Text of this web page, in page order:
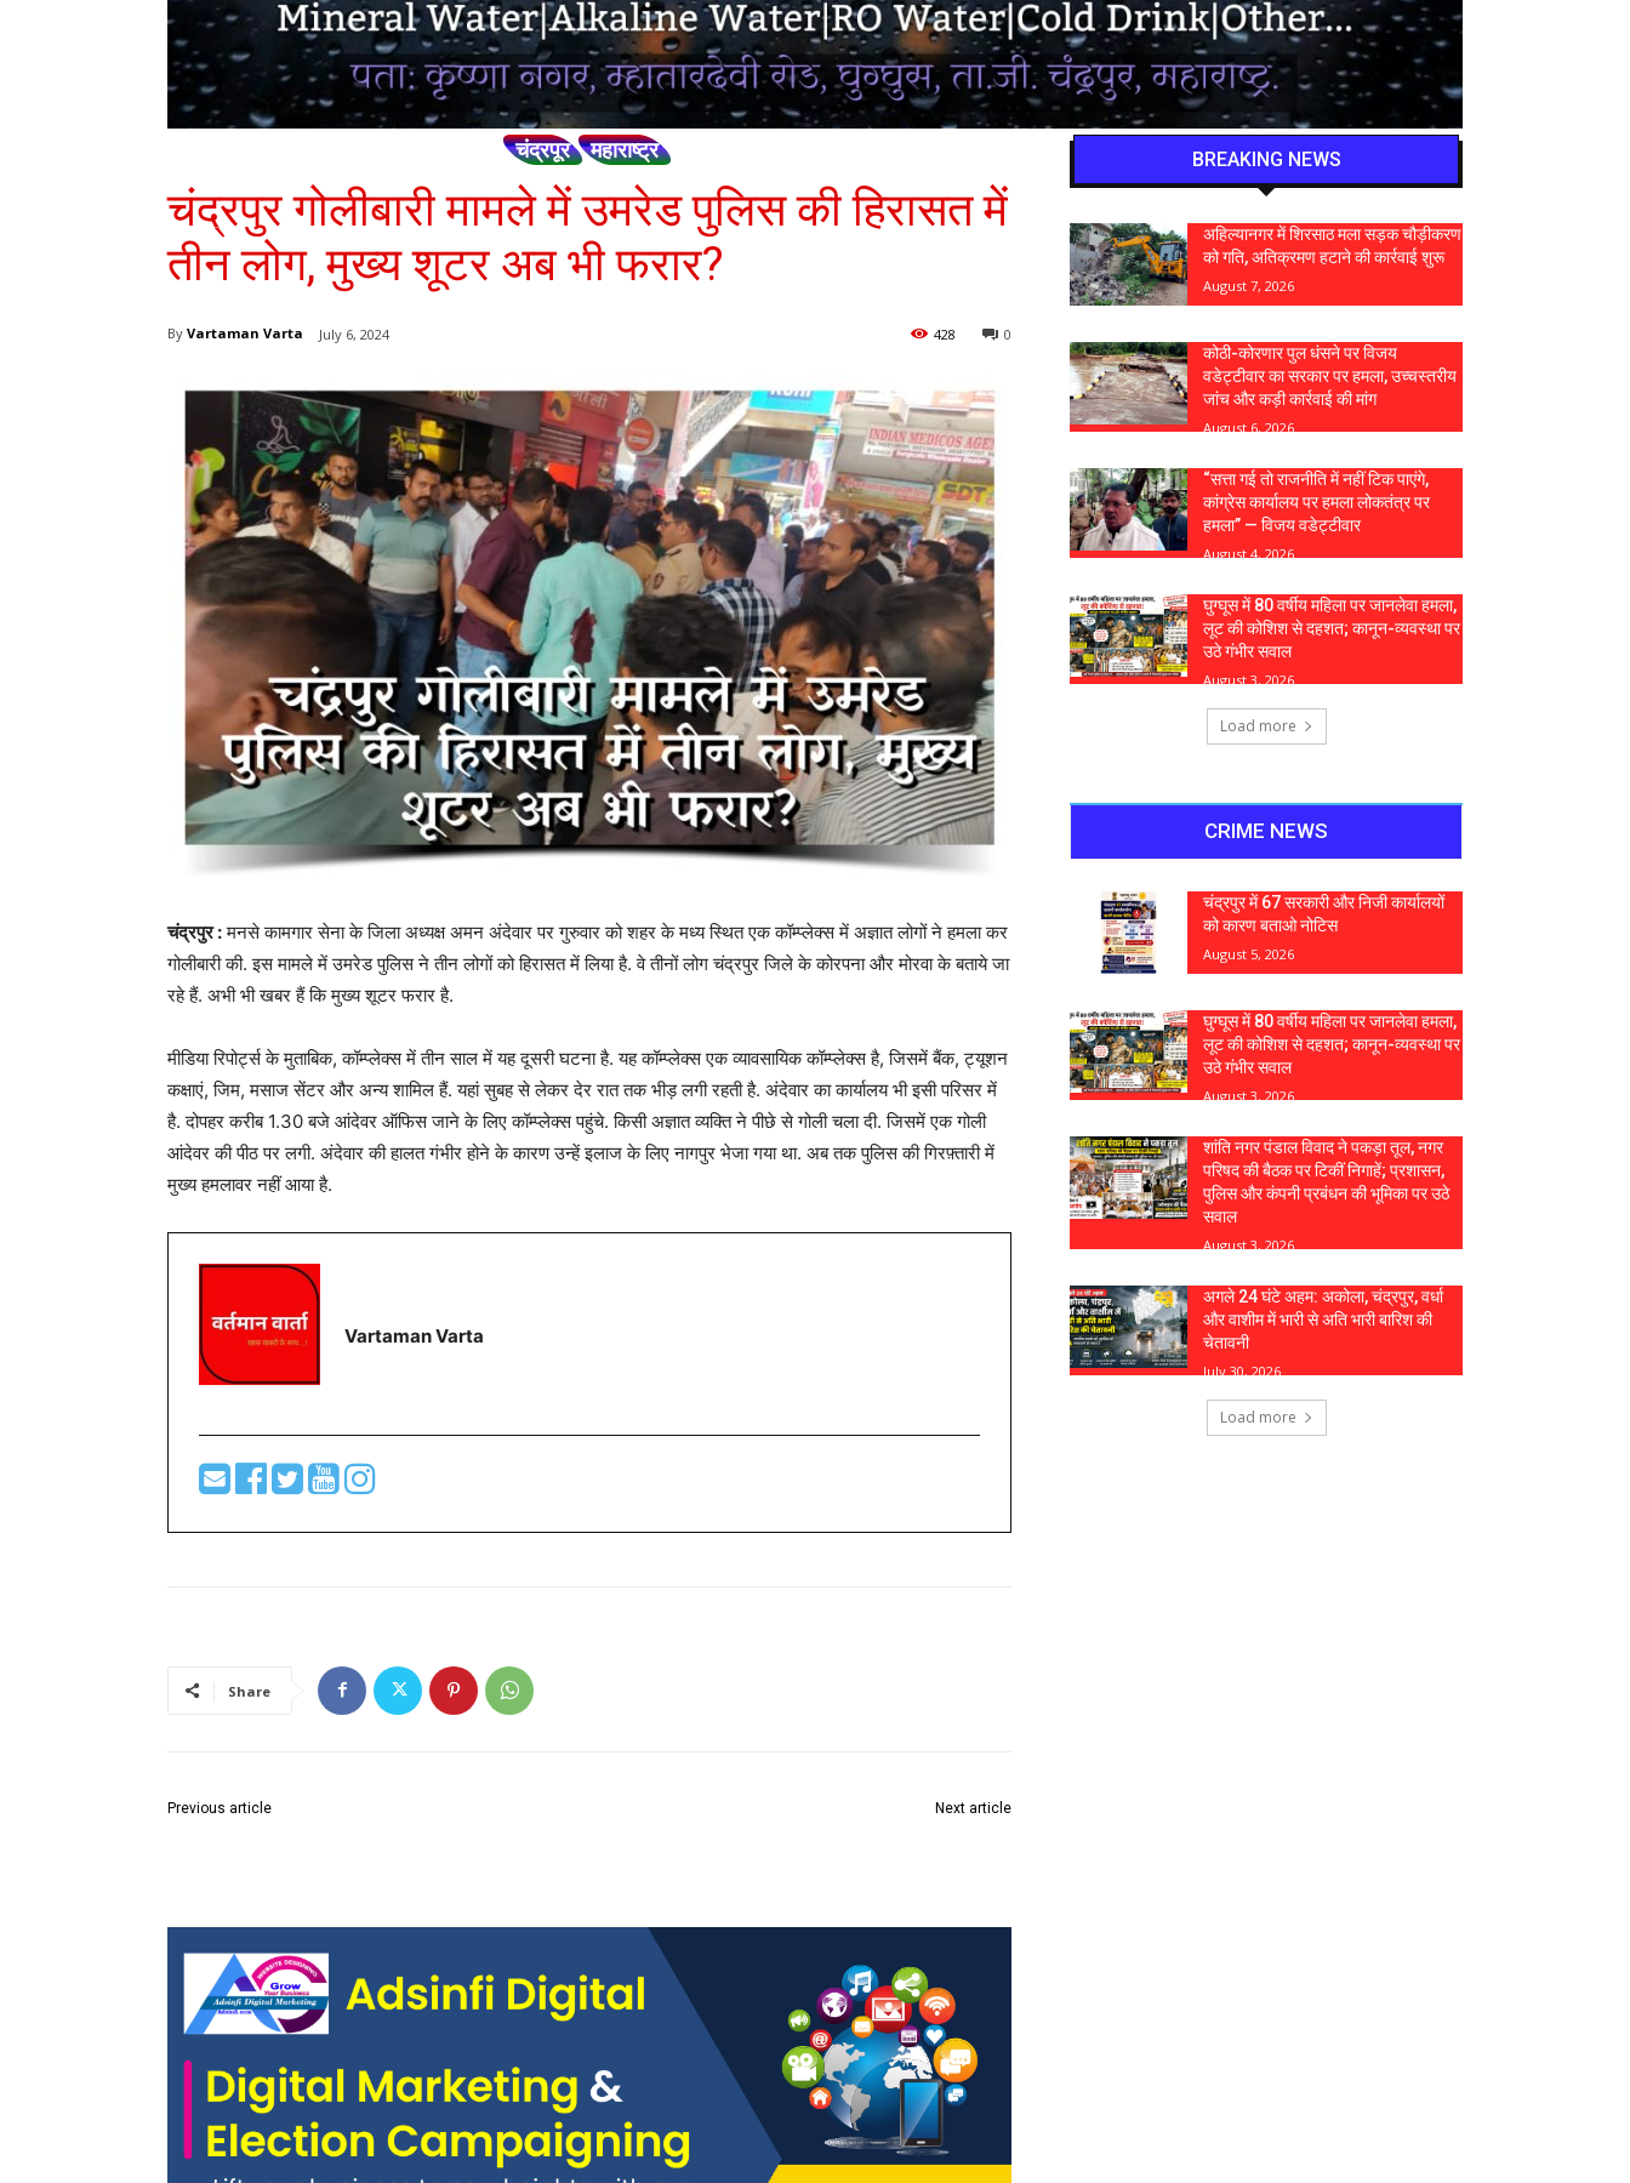
चंद्रपूर महाराष्ट्र
चंद्रपुर गोलीबारी मामले में उमरेड पुलिस की हिरासत में
तीन लोग, मुख्य शूटर अब भी फरार?
By Vartaman Varta July 6, 2024 0
428
चंद्रपुर :मनसे कामगार सेना के जिला अध्यक्ष अमन अंदेवार पर गुरुवार को शहर के मध्य स्थित एक कॉम्प्लेक्स में अज्ञात लोगों ने हमला कर
गोलीबारी की. इस मामले में उमरेड पुलिस ने तीन लोगों को हिरासत में लिया है. वे तीनों लोग चंद्रपुर जिले के कोरपना और मोरवा के बताये जा
रहे हैं. अभी भी खबर हैं कि मुख्य शूटर फरार है.
मीडिया रिपोर्ट्स के मुताबिक, कॉम्प्लेक्स में तीन साल में यह दूसरी घटना है. यह कॉम्प्लेक्स एक व्यावसायिक कॉम्प्लेक्स है, जिसमें बैंक, ट्यूशन
कक्षाएं, जिम, मसाज सेंटर और अन्य शामिल हैं. यहां सुबह से लेकर देर रात तक भीड़ लगी रहती है. अंदेवार का कार्यालय भी इसी परिसर में
है. दोपहर करीब 1.30 बजे आंदेवर ऑफिस जाने के लिए कॉम्प्लेक्स पहुंचे. किसी अज्ञात व्यक्ति ने पीछे से गोली चला दी. जिसमें एक गोली
आंदेवर की पीठ पर लगी. अंदेवार की हालत गंभीर होने के कारण उन्हें इलाज के लिए नागपुर भेजा गया था. अब तक पुलिस की गिरफ़्तारी में
मुख्य हमलावर नहीं आया है.
Vartaman Varta
Share
Previous article Next article
BREAKING NEWS
अहिल्यानगर में शिरसाठ मला सड़क चौड़ीकरण
को गति, अतिक्रमण हटाने की कार्रवाई शुरू
August 7, 2026
कोठी-कोरणार पुल धंसने पर विजय
वडेट्टीवार का सरकार पर हमला, उच्चस्तरीय
जांच और कड़ी कार्रवाई की मांग
August 6, 2026
“सत्ता गई तो राजनीति में नहीं टिक पाएंगे,
कांग्रेस कार्यालय पर हमला लोकतंत्र पर
हमला” — विजय वडेट्टीवार
August 4, 2026
घुग्घूस में 80 वर्षीय महिला पर जानलेवा हमला,
लूट की कोशिश से दहशत; कानून-व्यवस्था पर
उठे गंभीर सवाल
August 3, 2026
Load more
CRIME NEWS
चंद्रपुर में 67 सरकारी और निजी कार्यालयों
को कारण बताओ नोटिस
August 5, 2026
घुग्घूस में 80 वर्षीय महिला पर जानलेवा हमला,
लूट की कोशिश से दहशत; कानून-व्यवस्था पर
उठे गंभीर सवाल
August 3, 2026
शांति नगर पंडाल विवाद ने पकड़ा तूल, नगर
परिषद की बैठक पर टिकीं निगाहें; प्रशासन,
पुलिस और कंपनी प्रबंधन की भूमिका पर उठे
सवाल
August 3, 2026
अगले 24 घंटे अहम: अकोला, चंद्रपुर, वर्धा
और वाशीम में भारी से अति भारी बारिश की
चेतावनी
July 30, 2026
Load more